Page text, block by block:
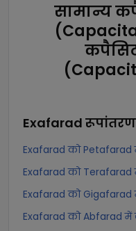
सामान्य
Exafarad रूपांतरण
Exafarad को
Exafarad को
Exafarad को
Exafarad को Abfarad